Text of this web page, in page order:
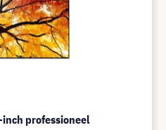
professioneel